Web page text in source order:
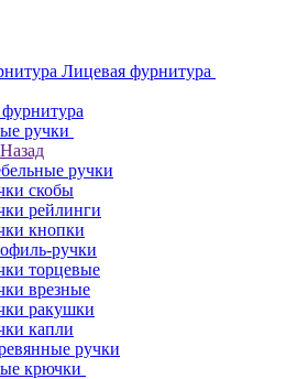
Лицевая фурнитура
ручки
Назад
ручки
скобы
рейлинги
кнопки
ручки
торцевые
врезные
ракушки
капли
ручки
крючки